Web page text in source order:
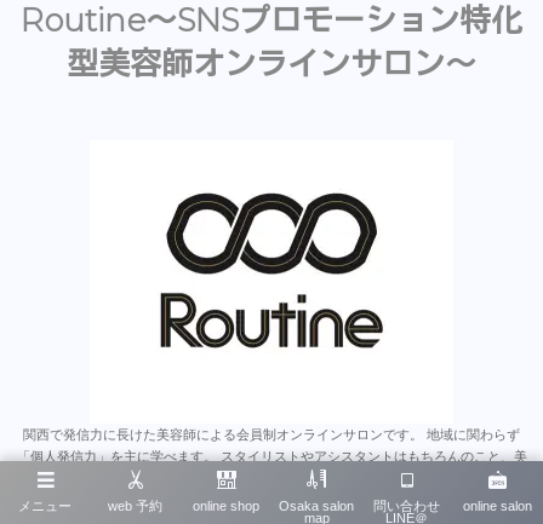
Routine〜SNSプロモーション特化
型美容師オンラインサロン〜
関西で発信力に長けた美容師による会員制オンラインサロンです。 地域に関わらず
「個人発信力」を主に学べます。 スタイリストやアシスタントはもちろんのこと、美
容師のみならず多くの業種にとって為になると思います。 沢山のオンラインサロンが
あるなか、そこで学んだことをいかに発信に繋げれるか、 は今後とても重要なスキル
メニュー web 予約 online shop
Osaka salon
map
問い合わせ
LINE＠
online salon